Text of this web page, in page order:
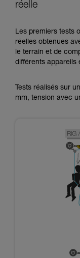
réelle
Les premiers tests
réelles obtenues
le terrain et de
différents appareils
Tests réalisés sur
mm, tension avec